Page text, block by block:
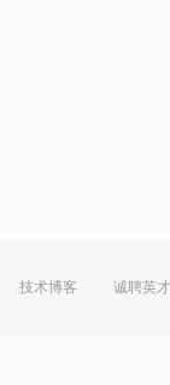
技术博客 诚聘英才